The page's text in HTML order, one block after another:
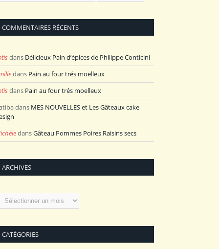
COMMENTAIRES RÉCENTS
dans Délicieux Pain d’épices de Philippe Conticini
dans Pain au four trés moelleux
dans Pain au four trés moelleux
dans MES NOUVELLES et Les Gâteaux cake
dansGâteau Pommes Poires Raisins secs
ARCHIVES
CATÉGORIES